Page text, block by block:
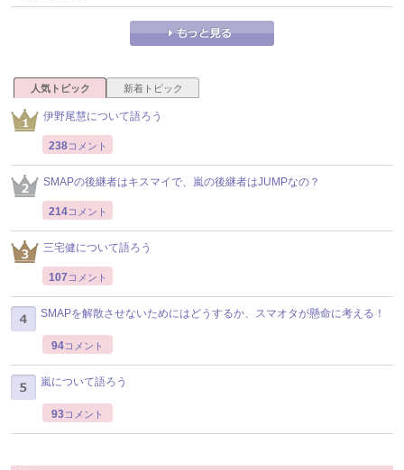
人気トピック 新着トピック
伊野尾慧について語ろう
238コメント
SMAPの後継者はキスマイで、嵐の後継者はJUMPなの？
214コメント
三宅健について語ろう
107 コメント
SMAPを解散させないためにはどうするか、スマオタが懸命に考える！
94コメント
嵐について語ろう
93コメント